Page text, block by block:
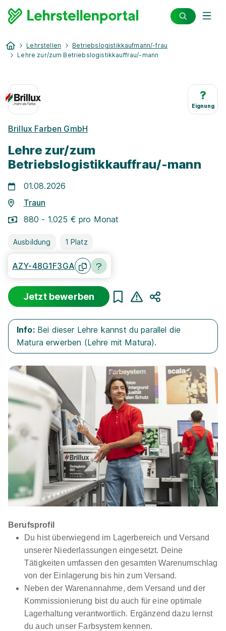
Lehrstellen
Betriebslogistikkaufmann/-frau
Lehre zur/zum Betriebslogistikkauffrau/-mann
?
Eignung
Brillux Farben GmbH
Lehre zur/zum
Betriebslogistikkauffrau/-mann
01.08.2026
Traun
880 - 1.025 € pro Monat
Ausbildung 1 Platz
AZY-48G1F3GA
Jetzt bewerben
Info: Bei dieser Lehre kannst du parallel die
Matura erwerben (Lehre mit Matura).
Berufsprofil
Du hist überwiegend im Lagerbereich und Versand
unserer Niederlassungen eingesetzt. Deine
Tätigkeiten umfassen den gesamten Warenumschlag
von der Einlagerung bis hin zum Versand.
Neben der Warenannahme, dem Versand und der
Kommissionierung bist du auch für eine optimale
Lagerhaltung verantwortlich. Ergänzend dazu lernst
du auch unser Farbsystem kennen.